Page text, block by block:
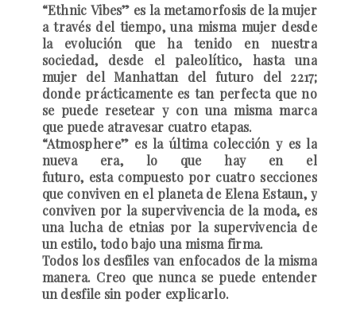
“Ethnic Vibes” es la metamorfosis de la mujer
a través del tiempo, una misma mujer desde
la evolución que ha tenido en nuestra
sociedad, desde el paleolítico, hasta una
mujer del Manhattan del futuro del 2217;
donde prácticamente es tan perfecta que no
se puede resetear y con una misma marca
que puede atravesar cuatro etapas.
“Atmosphere” es la última colección y es la
nueva era, lo que hay en el
futuro, esta compuesto por cuatro secciones
que conviven en el planeta de Elena Estaun, y
conviven por la supervivencia de la moda, es
una lucha de etnias por la supervivencia de
un estilo, todo bajo una misma firma.
Todos los desfiles van enfocados de la misma
manera. Creo que nunca se puede entender
un desfile sin poder explicarlo.